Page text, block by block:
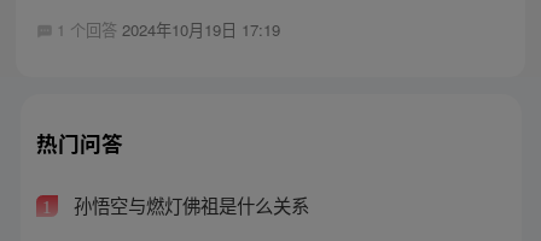
1 个回答 2024年10月19日 17:19
热门问答
1 孙悟空与燃灯佛祖是什么关系